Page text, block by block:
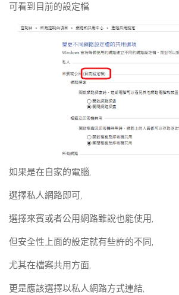
可看到目前的設定檔
如果是在自家的電腦,
選擇私人網路即可,
選擇來賓或者公用網路雖說也能使用,
但安全性上面的設定就有些許的不同,
尤其在檔案共用方面,
更是應該選擇以私人網路方式連結,